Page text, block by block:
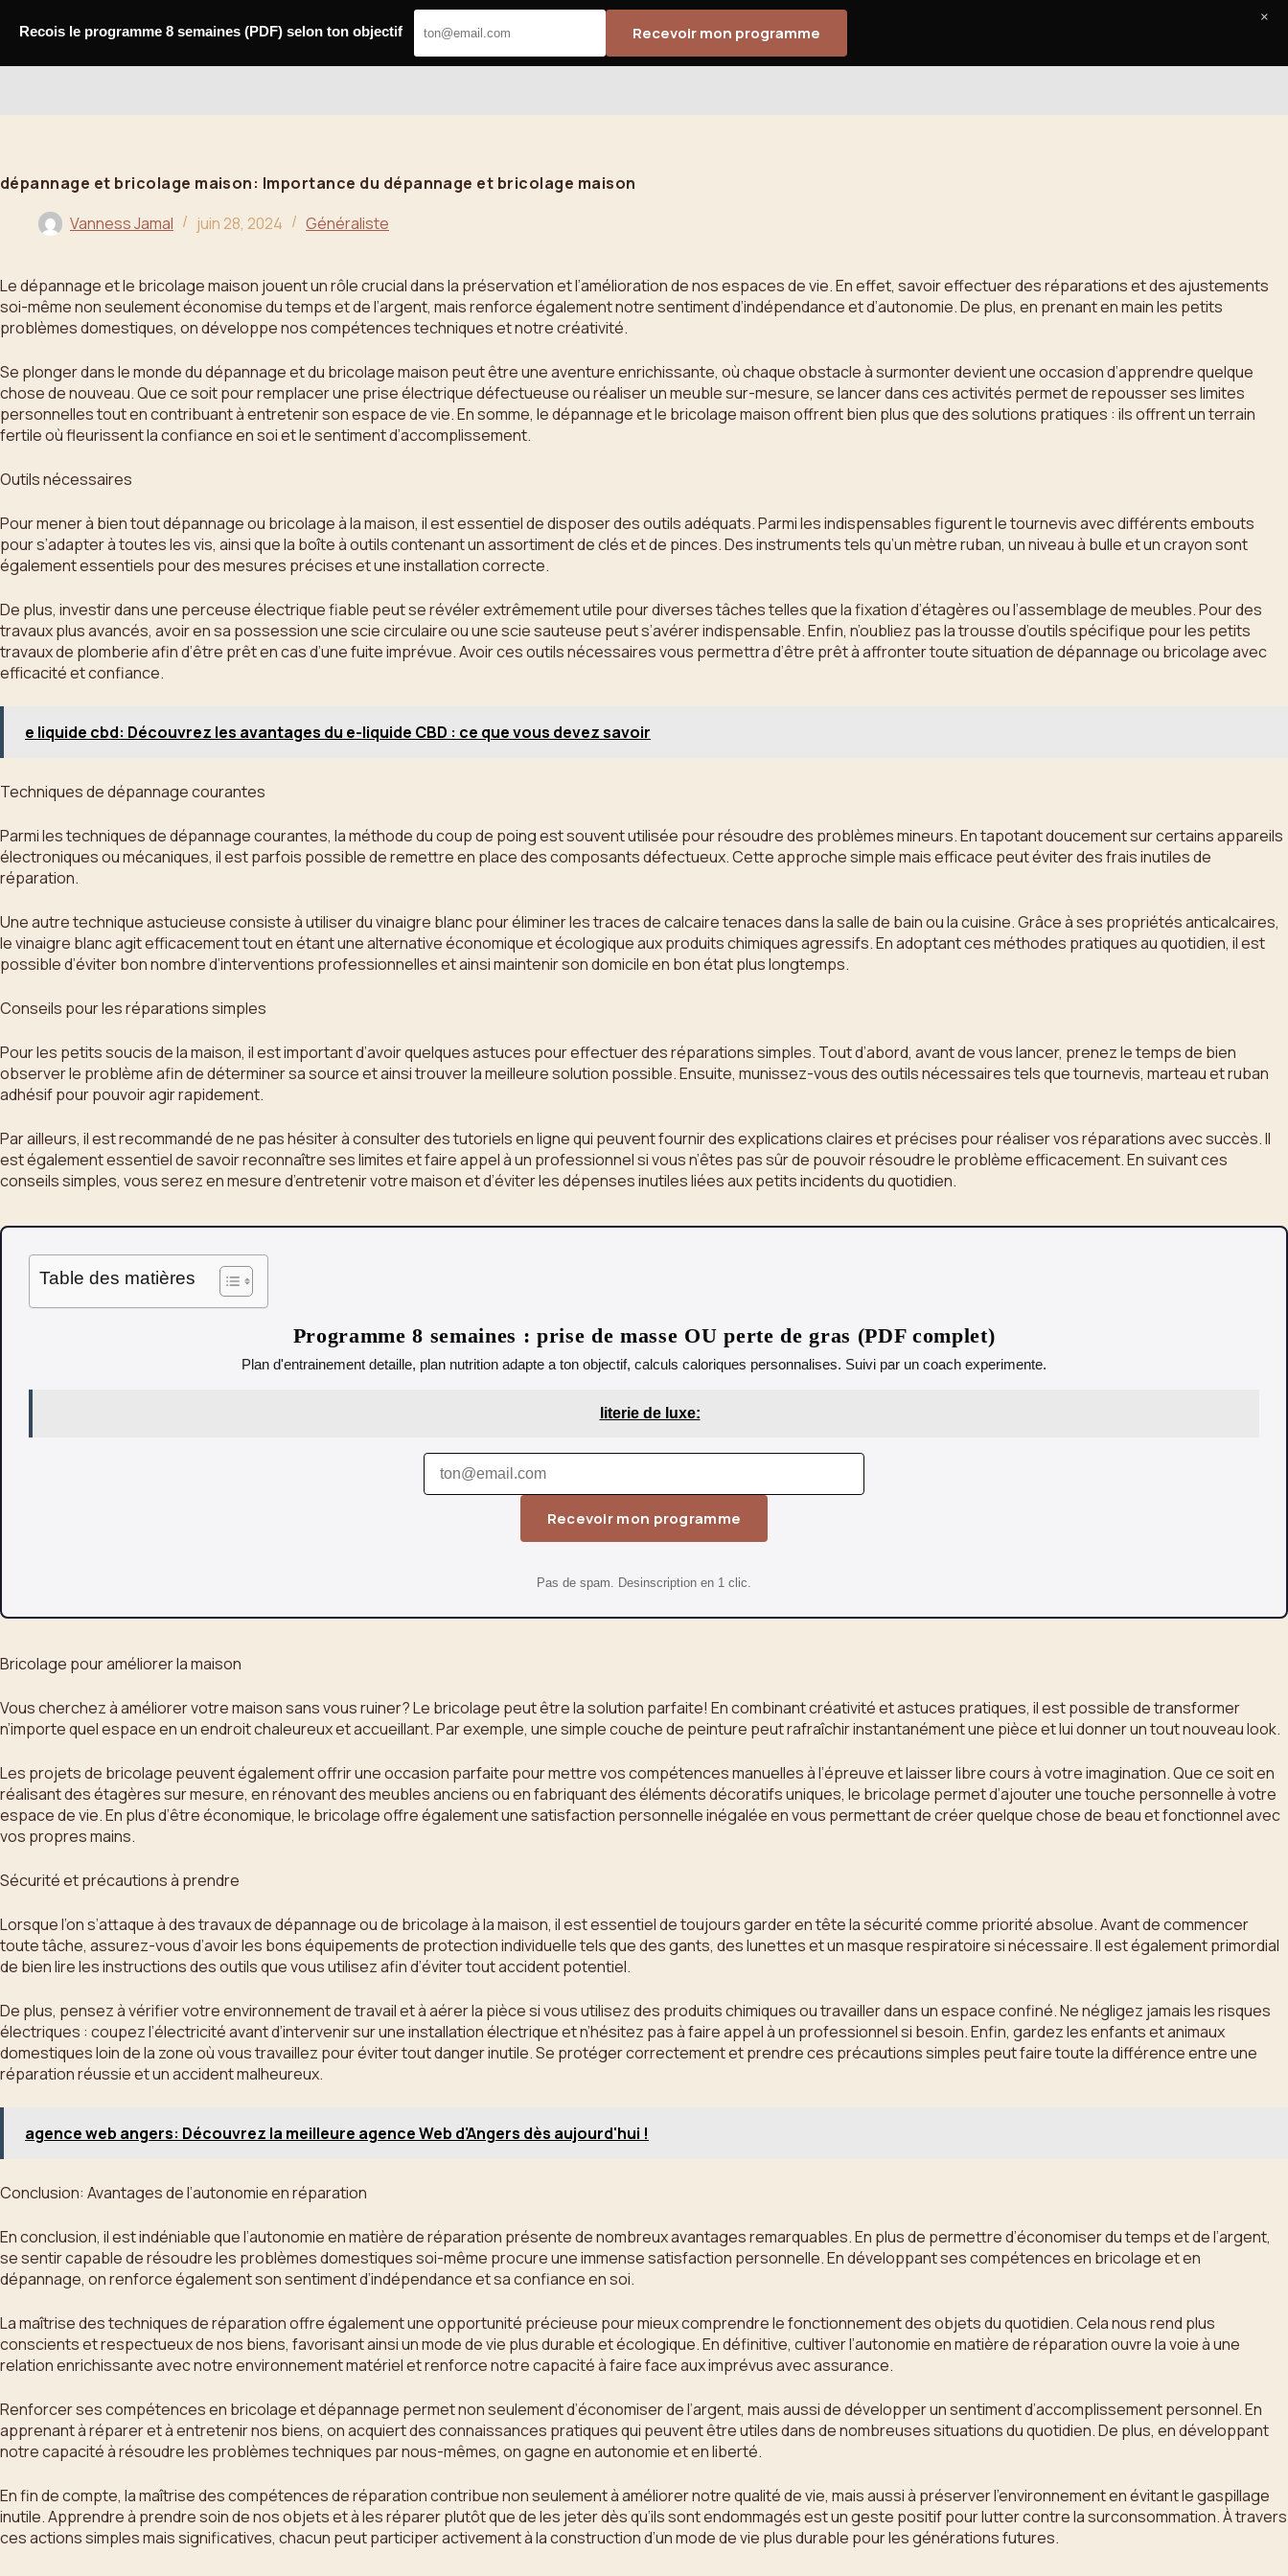
dépannage et bricolage maison: Importance du dépannage et bricolage maison
Vanness Jamal
juin 28, 2024 Généraliste
Le dépannage et le bricolage maison jouent un rôle crucial dans la préservation et l’amélioration de nos espaces de vie. En effet, savoir effectuer des réparations et des ajustements
soi-même non seulement économise du temps et de l’argent, mais renforce également notre sentiment d’indépendance et d’autonomie. De plus, en prenant en main les petits
problèmes domestiques, on développe nos compétences techniques et notre créativité.
Se plonger dans le monde du dépannage et du bricolage maison peut être une aventure enrichissante, où chaque obstacle à surmonter devient une occasion d’apprendre quelque
chose de nouveau. Que ce soit pour remplacer une prise électrique défectueuse ou réaliser un meuble sur-mesure, se lancer dans ces activités permet de repousser ses limites
personnelles tout en contribuant à entretenir son espace de vie. En somme, le dépannage et le bricolage maison offrent bien plus que des solutions pratiques : ils offrent un terrain
fertile où fleurissent la confiance en soi et le sentiment d’accomplissement.
Outils nécessaires
Pour mener à bien tout dépannage ou bricolage à la maison, il est essentiel de disposer des outils adéquats. Parmi les indispensables figurent le tournevis avec différents embouts
pour s’adapter à toutes les vis, ainsi que la boîte à outils contenant un assortiment de clés et de pinces. Des instruments tels qu’un mètre ruban, un niveau à bulle et un crayon sont
également essentiels pour des mesures précises et une installation correcte.
De plus, investir dans une perceuse électrique fiable peut se révéler extrêmement utile pour diverses tâches telles que la fixation d’étagères ou l’assemblage de meubles. Pour des
travaux plus avancés, avoir en sa possession une scie circulaire ou une scie sauteuse peut s’avérer indispensable. Enfin, n’oubliez pas la trousse d’outils spécifique pour les petits
travaux de plomberie afin d’être prêt en cas d’une fuite imprévue. Avoir ces outils nécessaires vous permettra d’être prêt à affronter toute situation de dépannage ou bricolage avec
efficacité et confiance.
e liquide cbd: Découvrez les avantages du e-liquide CBD : ce que vous devez savoir
Techniques de dépannage courantes
Parmi les techniques de dépannage courantes, la méthode du coup de poing est souvent utilisée pour résoudre des problèmes mineurs. En tapotant doucement sur certains appareils
électroniques ou mécaniques, il est parfois possible de remettre en place des composants défectueux. Cette approche simple mais efficace peut éviter des frais inutiles de
réparation.
Une autre technique astucieuse consiste à utiliser du vinaigre blanc pour éliminer les traces de calcaire tenaces dans la salle de bain ou la cuisine. Grâce à ses propriétés anticalcaires,
le vinaigre blanc agit efficacement tout en étant une alternative économique et écologique aux produits chimiques agressifs. En adoptant ces méthodes pratiques au quotidien, il est
possible d’éviter bon nombre d’interventions professionnelles et ainsi maintenir son domicile en bon état plus longtemps.
Conseils pour les réparations simples
Pour les petits soucis de la maison, il est important d’avoir quelques astuces pour effectuer des réparations simples. Tout d’abord, avant de vous lancer, prenez le temps de bien
observer le problème afin de déterminer sa source et ainsi trouver la meilleure solution possible. Ensuite, munissez-vous des outils nécessaires tels que tournevis, marteau et ruban
adhésif pour pouvoir agir rapidement.
Par ailleurs, il est recommandé de ne pas hésiter à consulter des tutoriels en ligne qui peuvent fournir des explications claires et précises pour réaliser vos réparations avec succès. Il
est également essentiel de savoir reconnaître ses limites et faire appel à un professionnel si vous n’êtes pas sûr de pouvoir résoudre le problème efficacement. En suivant ces
conseils simples, vous serez en mesure d’entretenir votre maison et d’éviter les dépenses inutiles liées aux petits incidents du quotidien.
Table des matières
Programme 8 semaines : prise de masse OU perte de gras (PDF complet)
Plan d'entrainement detaille, plan nutrition adapte a ton objectif, calculs caloriques personnalises. Suivi par un coach experimente.
literie de luxe:
Recevoir mon programme
Pas de spam. Desinscription en 1 clic.
Bricolage pour améliorer la maison
Vous cherchez à améliorer votre maison sans vous ruiner? Le bricolage peut être la solution parfaite! En combinant créativité et astuces pratiques, il est possible de transformer
n’importe quel espace en un endroit chaleureux et accueillant. Par exemple, une simple couche de peinture peut rafraîchir instantanément une pièce et lui donner un tout nouveau look.
Les projets de bricolage peuvent également offrir une occasion parfaite pour mettre vos compétences manuelles à l’épreuve et laisser libre cours à votre imagination. Que ce soit en
réalisant des étagères sur mesure, en rénovant des meubles anciens ou en fabriquant des éléments décoratifs uniques, le bricolage permet d’ajouter une touche personnelle à votre
espace de vie. En plus d’être économique, le bricolage offre également une satisfaction personnelle inégalée en vous permettant de créer quelque chose de beau et fonctionnel avec
vos propres mains.
Sécurité et précautions à prendre
Lorsque l’on s’attaque à des travaux de dépannage ou de bricolage à la maison, il est essentiel de toujours garder en tête la sécurité comme priorité absolue. Avant de commencer
toute tâche, assurez-vous d’avoir les bons équipements de protection individuelle tels que des gants, des lunettes et un masque respiratoire si nécessaire. Il est également primordial
de bien lire les instructions des outils que vous utilisez afin d’éviter tout accident potentiel.
De plus, pensez à vérifier votre environnement de travail et à aérer la pièce si vous utilisez des produits chimiques ou travailler dans un espace confiné. Ne négligez jamais les risques
électriques : coupez l’électricité avant d’intervenir sur une installation électrique et n’hésitez pas à faire appel à un professionnel si besoin. Enfin, gardez les enfants et animaux
domestiques loin de la zone où vous travaillez pour éviter tout danger inutile. Se protéger correctement et prendre ces précautions simples peut faire toute la différence entre une
réparation réussie et un accident malheureux.
agence web angers: Découvrez la meilleure agence Web d'Angers dès aujourd'hui !
Conclusion: Avantages de l’autonomie en réparation
En conclusion, il est indéniable que l’autonomie en matière de réparation présente de nombreux avantages remarquables. En plus de permettre d’économiser du temps et de l’argent,
se sentir capable de résoudre les problèmes domestiques soi-même procure une immense satisfaction personnelle. En développant ses compétences en bricolage et en
dépannage, on renforce également son sentiment d’indépendance et sa confiance en soi.
La maîtrise des techniques de réparation offre également une opportunité précieuse pour mieux comprendre le fonctionnement des objets du quotidien. Cela nous rend plus
conscients et respectueux de nos biens, favorisant ainsi un mode de vie plus durable et écologique. En définitive, cultiver l’autonomie en matière de réparation ouvre la voie à une
relation enrichissante avec notre environnement matériel et renforce notre capacité à faire face aux imprévus avec assurance.
Renforcer ses compétences en bricolage et dépannage permet non seulement d’économiser de l’argent, mais aussi de développer un sentiment d’accomplissement personnel. En
apprenant à réparer et à entretenir nos biens, on acquiert des connaissances pratiques qui peuvent être utiles dans de nombreuses situations du quotidien. De plus, en développant
notre capacité à résoudre les problèmes techniques par nous-mêmes, on gagne en autonomie et en liberté.
En fin de compte, la maîtrise des compétences de réparation contribue non seulement à améliorer notre qualité de vie, mais aussi à préserver l’environnement en évitant le gaspillage
inutile. Apprendre à prendre soin de nos objets et à les réparer plutôt que de les jeter dès qu’ils sont endommagés est un geste positif pour lutter contre la surconsommation. À travers
ces actions simples mais significatives, chacun peut participer activement à la construction d’un mode de vie plus durable pour les générations futures.
Recois le programme 8 semaines (PDF) selon ton objectif Recevoir mon programme
×